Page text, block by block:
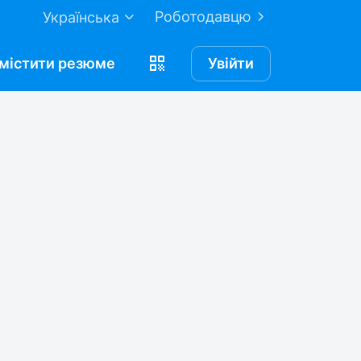
Роботодавцю
Українська
резюме Увійти